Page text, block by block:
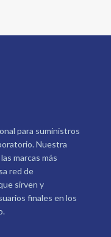
para suministros
Nuestra
marcas más
red de
sirven y
finales en los